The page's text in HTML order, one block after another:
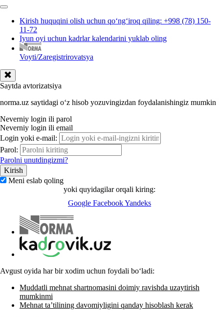
Kirish huquqini olish uchun qoʻngʻiroq qiling: +998 (78) 150-
11-72
Iyun oyi uchun kadrlar kalendarini yuklab oling
Voyti/Zaregistrirovatsya
Saytda avtorizatsiya
norma.uz saytidagi oʻz hisob yozuvingizdan foydalanishingiz mumkin
Neverniy login ili parol
Neverniy login ili email
Login yoki e-mail:
Parol:
Parolni unutdingizmi?
Meni eslab qoling
yoki quyidagilar orqali kiring:
Google FacebookYandeks
Avgust oyida har bir хodim uchun foydali boʻladi:
Muddatli mehnat shartnomasini doimiy ravishda uzaytirish
mumkinmi
Mehnat ta’tilining davomiyligini qanday hisoblash kerak